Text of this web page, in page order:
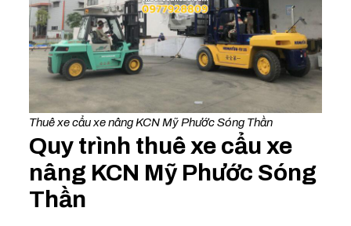
Thuê xe cẩu xe nâng KCN Mỹ Phước Sóng Thần
Quy trình thuê xe cẩu xe
nâng KCN Mỹ Phước Sóng
Thần